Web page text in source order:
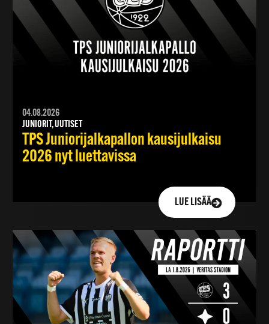
04.08.2026
JUNIORIT, UUTISET
TPS Juniorijalkapallon kausijulkaisu
2026 nyt luettavissa
LUE LISÄÄ